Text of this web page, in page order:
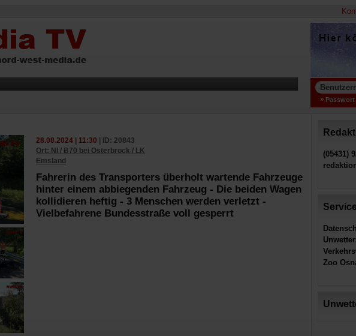
28.08.2024 | 11:30 | ID: 20843
Ort: NI / B70 bei Osterbrock / LK
Emsland
Fahrerin des Transporters überholt wartende Fahrzeuge
hinter einem abbiegenden Fahrzeug - Die beiden Wagen
kollidieren heftig - 3 Menschen werden verletzt -
Vielbefahrene Bundesstraße voll gesperrt
(05431)
Zoo